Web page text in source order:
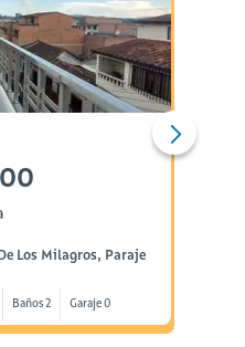
Los Milagros, Paraje
Baños 2 Garaje 0
Valor